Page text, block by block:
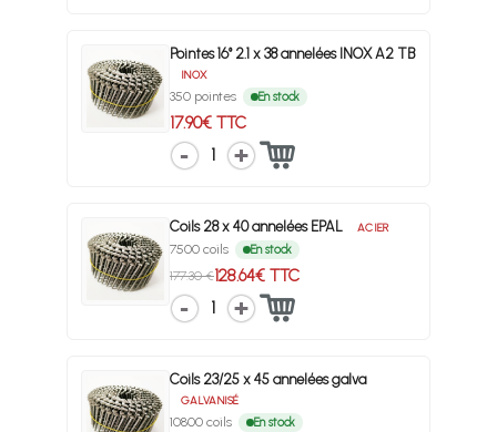
Pointes 16° 2.1 x 38 annelées INOX A2 TB
INOX
350 pointes En stock
17.90€ TTC
1
Coils 28 x 40 annelées EPAL ACIER
7500 coils En stock
177.30 €128.64€ TTC
1
Coils 23/25 x 45 annelées galva
GALVANISÉ
10800 coils En stock